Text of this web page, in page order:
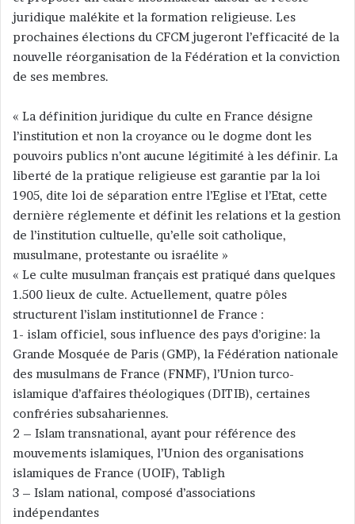
juridique malékite et la formation religieuse. Les
prochaines élections du CFCM jugeront l’efficacité de la
nouvelle réorganisation de la Fédération et la conviction
de ses membres.
« La définition juridique du culte en France désigne
l’institution et non la croyance ou le dogme dont les
pouvoirs publics n’ont aucune légitimité à les définir. La
liberté de la pratique religieuse est garantie par la loi
1905, dite loi de séparation entre l’Eglise et l’Etat, cette
dernière réglemente et définit les relations et la gestion
de l’institution cultuelle, qu’elle soit catholique,
musulmane, protestante ou israélite »
« Le culte musulman français est pratiqué dans quelques
1.500 lieux de culte. Actuellement, quatre pôles
structurent l’islam institutionnel de France :
1- islam officiel, sous influence des pays d’origine: la
Grande Mosquée de Paris (GMP), la Fédération nationale
des musulmans de France (FNMF), l’Union turco-
islamique d’affaires théologiques (DITIB), certaines
confréries subsahariennes.
2 – Islam transnational, ayant pour référence des
mouvements islamiques, l’Union des organisations
islamiques de France (UOIF), Tabligh
3 – Islam national, composé d’associations
indépendantes